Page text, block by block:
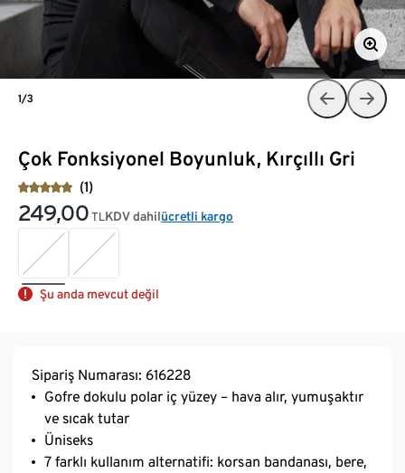
Çok Fonksiyonel Boyunluk, Kırçıllı Gri
(1)
249,00 TL KDV dahilücretli kargo
Şu anda mevcut değil
1/3
Sipariş Numarası: 616228
Gofre dokulu polar iç yüzey – hava alır, yumuşaktır
ve sıcak tutar
Üniseks
7 farklı kullanım alternatifi: korsan bandanası, bere,